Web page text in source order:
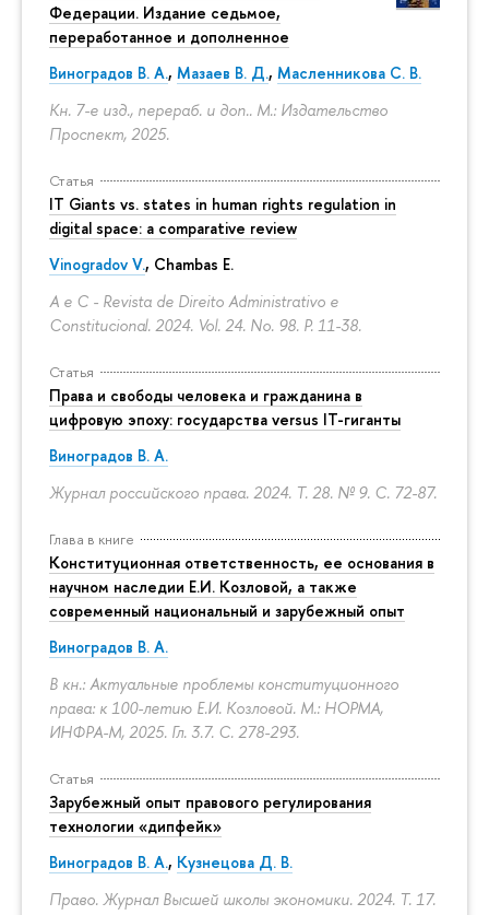
Федерации. Издание седьмое,
переработанное и дополненное
Виноградов В. А., Мазаев В. Д., Масленникова С. В.
Кн. 7-е изд., перераб. и доп.. М.: Издательство
Проспект, 2025.
Статья
IT Giants vs. states in human rights regulation in
digital space: a comparative review
Vinogradov V., Chambas E.
A e C - Revista de Direito Administrativo e
Constitucional. 2024. Vol. 24. No. 98. P. 11-38.
Статья
Права и свободы человека и гражданина в
цифровую эпоху: государства versus IT-гиганты
Виноградов В. А.
Журнал российского права. 2024. Т. 28. № 9. С. 72-87.
Глава в книге
Конституционная ответственность, ее основания в
научном наследии Е.И. Козловой, а также
современный национальный и зарубежный опыт
Виноградов В. А.
В кн.: Актуальные проблемы конституционного
права: к 100-летию Е.И. Козловой. М.: НОРМА,
ИНФРА-М, 2025. Гл. 3.7. С. 278-293.
Статья
Зарубежный опыт правового регулирования
технологии «дипфейк»
Виноградов В. А., Кузнецова Д. В.
Право. Журнал Высшей школы экономики. 2024. Т. 17.